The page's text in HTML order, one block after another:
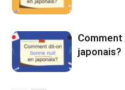
japonais?